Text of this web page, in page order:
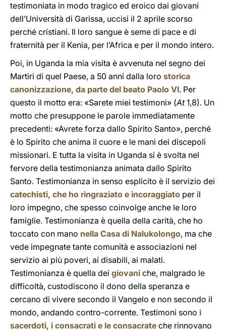
testimoniata in modo tragico ed eroico dai giovani
dell’Università di Garissa, uccisi il 2 aprile scorso
perché cristiani. Il loro sangue è seme di pace e di
fraternità per il Kenia, per l’Africa e per il mondo intero.
Poi, in Uganda la mia visita è avvenuta nel segno dei
Martiri di quel Paese, a 50 anni dalla loro storica
canonizzazione, da parte del beato Paolo VI. Per
questo il motto era: «Sarete miei testimoni» (At1,8). Un
motto che presuppone le parole immediatamente
precedenti: «Avrete forza dallo Spirito Santo», perché
è lo Spirito che anima il cuore e le mani dei discepoli
missionari. E tutta la visita in Uganda si è svolta nel
fervore della testimonianza animata dallo Spirito
Santo. Testimonianza in senso esplicito è il servizio dei
catechisti, che ho ringraziato e incoraggiato per il
loro impegno, che spesso coinvolge anche le loro
famiglie. Testimonianza è quella della carità, che ho
toccato con mano nella Casa di Nalukolongo, ma che
vede impegnate tante comunità e associazioni nel
servizio ai più poveri, ai disabili, ai malati.
Testimonianza è quella dei giovani che, malgrado le
difficoltà, custodiscono il dono della speranza e
cercano di vivere secondo il Vangelo e non secondo il
mondo, andando contro-corrente. Testimoni sono i
sacerdoti, i consacrati e le consacrate che rinnovano